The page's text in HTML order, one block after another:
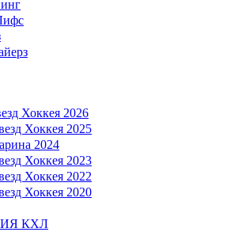
Хоккея 2026
Хоккея 2025
2024
Хоккея 2023
Хоккея 2022
Хоккея 2020
КХЛ